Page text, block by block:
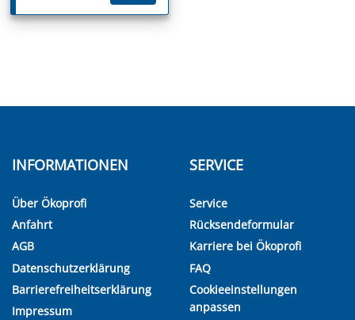
INFORMATIONEN
Über Ökoprofi
Anfahrt
AGB
Datenschutzerklärung
Barrierefreiheitserklärung
Impressum
SERVICE
Service
Rücksendeformular
Karriere bei Ökoprofi
FAQ
Cookieeinstellungen
anpassen